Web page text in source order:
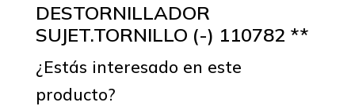
DESTORNILLADOR
SUJET.TORNILLO (-) 110782 **
¿Estás interesado en este
producto?